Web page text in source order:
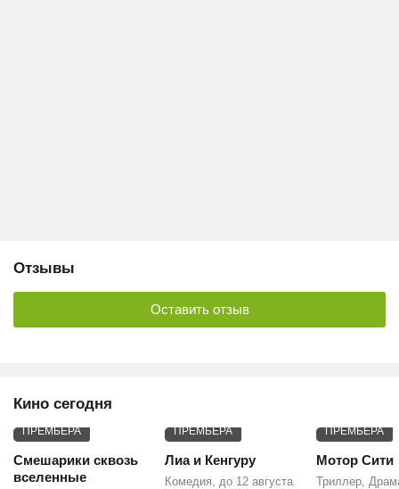
Отзывы
Оставить отзыв
Кино сегодня
ПРЕМЬЕРА
Смешарики сквозь
вселенные
ПРЕМЬЕРА
Лиа и Кенгуру
Комедия, до 12 августа
ПРЕМЬЕРА
Мотор Сити
Триллер,